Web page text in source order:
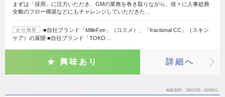
まずは「採用」に注力いただき、GMの業務を巻き取りながら、徐々に人事総務
全般のフロー構築などにもチャレンジしていただきた…
会社概要
■自社ブランド「MilleFee」（コスメ）、「fractional CC」（スキン
ケア）の展開 ■自社ブランド「TOKO…
興味あり 詳細へ
掲載期間 26/07/29～26/08/11